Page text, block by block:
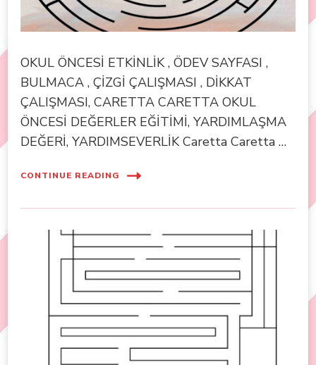
OKUL ÖNCESİ ETKİNLİK , ÖDEV SAYFASI ,
BULMACA , ÇİZGİ ÇALIŞMASI , DİKKAT
ÇALIŞMASI, CARETTA CARETTA OKUL
ÖNCESİ DEĞERLER EĞİTİMİ, YARDIMLAŞMA
DEĞERİ, YARDIMSEVERLİK Caretta Caretta …
CONTINUE READING